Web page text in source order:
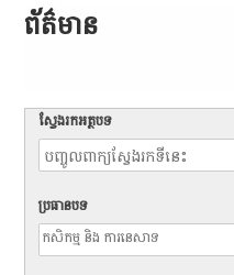
ព័ត៌មាន​
ស្វែងរកអត្ថបទ
ប្រធានបទ